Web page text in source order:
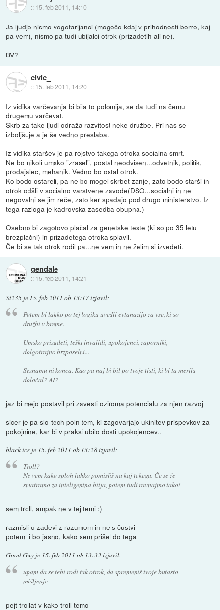
:: 15. feb 2011, 14:10
Ja ljudje nismo vegetarijanci (mogoče kdaj v prihodnosti bomo, kaj
pa vem), nismo pa tudi ubijalci otrok (prizadetih ali ne).
BV?
civic_
:: 15. feb 2011, 14:20
Iz vidika varčevanja bi bila to polomija, se da tudi na čemu
drugemu varčevat.
Skrb za take ljudi odraža razvitost neke družbe. Pri nas se
izboljšuje a je še vedno preslaba.
Iz vidika staršev je pa rojstvo takega otroka socialna smrt.
Ne bo nikoli umsko "zrasel", postal neodvisen...odvetnik, politik,
prodajalec, mehanik. Vedno bo ostal otrok.
Ko bodo ostareli, pa ne bo mogel skrbet zanje, zato bodo starši in
otrok odšli v socialno varstvene zavode(DSO...socialni in ne
negovalni se jim reče, zato ker spadajo pod drugo ministerstvo. Iz
tega razloga je kadrovska zasedba obupna.)
Osebno bi zagotovo plačal za genetske teste (ki so po 35 letu
brezplačni) in prizadetega otroka splavil.
Če bi se tak otrok rodil pa...ne vem in ne želim si izvedeti.
gendale
:: 15. feb 2011, 14:21
St235 je 15. feb 2011 ob 13:17izjavil:
Potem bi lahko po tej logiku uvedli evtanazijo za vse, ki so
družbi v breme.
Umsko prizadeti, teški invalidi, upokojenci, zaporniki,
dolgotrajno brzposelni...
Seznamu ni konca. Kdo pa naj bi bil po tvoje tisti, ki bi ta merila
določal? AI?
jaz bi mejo postavil pri zavesti oziroma potencialu za njen razvoj
sicer je pa slo-tech poln tem, ki zagovarjajo ukinitev prispevkov za
pokojnine, kar bi v praksi ubilo dosti upokojencev..
black ice je 15. feb 2011 ob 13:28izjavil:
Troll?
Ne vem kako sploh lahko pomisliš na kaj takega. Če se že
smatramo za inteligentna bitja, potem tudi ravnajmo tako!
sem troll, ampak ne v tej temi :)
razmisli o zadevi z razumom in ne s čustvi
potem ti bo jasno, kako sem prišel do tega
Good Guy je 15. feb 2011 ob 13:33izjavil:
upam da se tebi rodi tak otrok, da spremeniš tvoje butasto
mišljenje
pejt trollat v kako troll temo